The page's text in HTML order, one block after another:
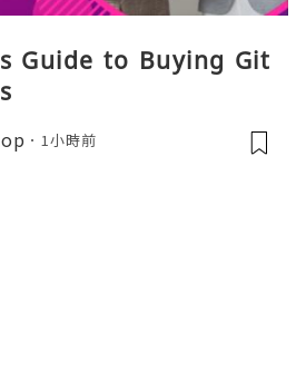
Guide to Buying Git
1小時前